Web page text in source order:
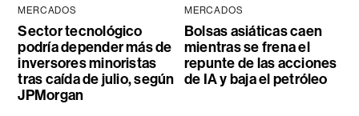
MERCADOS
Sector tecnológico
podría depender más de
inversores minoristas
tras caída de julio, según
JPMorgan
MERCADOS
Bolsas asiáticas caen
mientras se frena el
repunte de las acciones
de IA y baja el petróleo